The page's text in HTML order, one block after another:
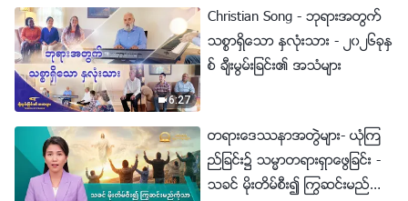
6:27
Christian Song - ဘုရားအတြက္
သစၥာရွိေသာ ႏွလုံးသား - ၂၀၂၆ခုႏွ
စ္ ခ်ီးမြမ္းျခင္း၏ အသံမ်ား
တရားေဒႆနာအတြဲမ်ား- ယုံၾက
ည္ျခင္း၌ သမၼာတရားရွာေဖြျခင္း -
သခင္ မိုးတိမ္စီး၍ ႂကြဆင္းမည္ကို